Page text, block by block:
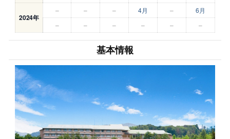
2024年
– – – 4月 –
6月
–
– – – – –
基本情報